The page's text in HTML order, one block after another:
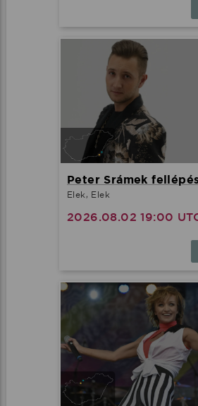
Peter Srámek
Elek, Elek
2026.08.02 19:00